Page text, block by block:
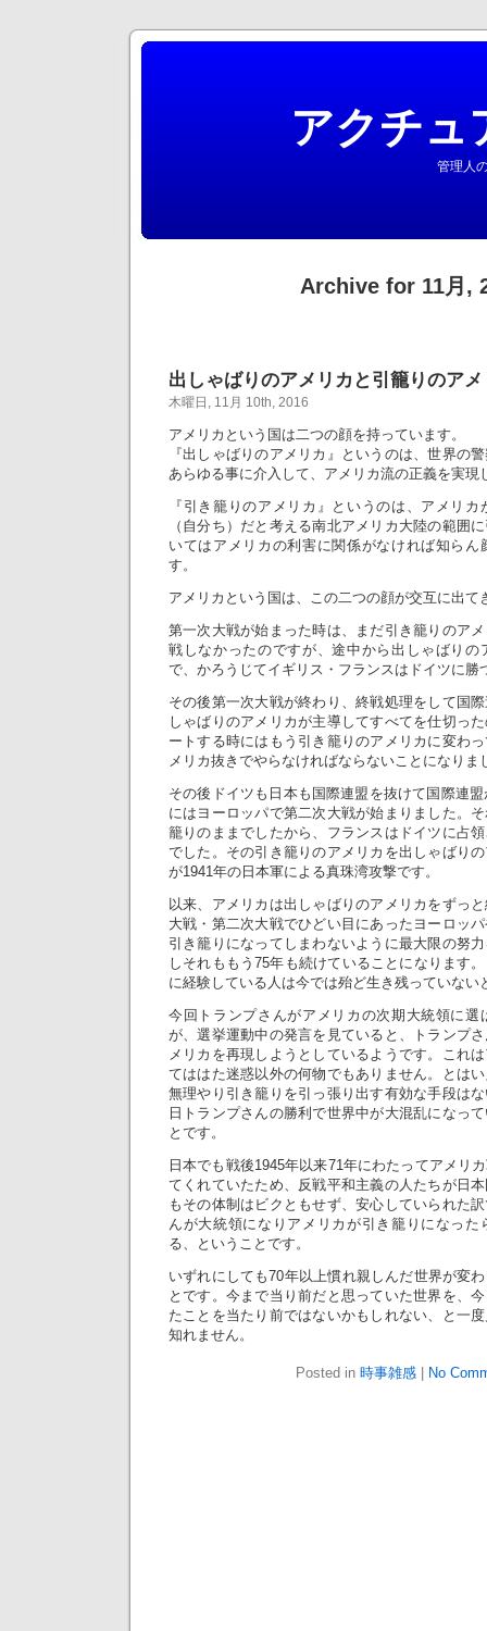
アクチュ
管理人
Archive for 11月,
出しゃばりのアメリカと引籠りのアメ
木曜日, 11月 10th, 2016
アメリカという国は二つの顔を持っています。
『出しゃばりのアメリカ』というのは、世界の
あらゆる事に介入して、アメリカ流の正義を実現
『引き籠りのアメリカ』というのは、アメリ
（自分ち）だと考える南北アメリカ大陸の範囲
いてはアメリカの利害に関係がなければ知らん
す。
アメリカという国は、この二つの顔が交互に出て
第一次大戦が始まった時は、まだ引き籠りのア
戦しなかったのですが、途中から出しゃばりの
で、かろうじてイギリス・フランスはドイツに勝
その後第一次大戦が終わり、終戦処理をして国
しゃばりのアメリカが主導してすべてを仕切っ
ートする時にはもう引き籠りのアメリカに変わ
メリカ抜きでやらなければならないことになりま
その後ドイツも日本も国際連盟を抜けて国際連
にはヨーロッパで第二次大戦が始まりました。
籠りのままでしたから、フランスはドイツに占
でした。その引き籠りのアメリカを出しゃばり
が1941年の日本軍による真珠湾攻撃です。
以来、アメリカは出しゃばりのアメリカをずっ
大戦・第二次大戦でひどい目にあったヨーロッ
引き籠りになってしまわないように最大限の努
しそれももう75年も続けていることになります
に経験している人は今では殆ど生き残っていない
今回トランプさんがアメリカの次期大統領に選
が、選挙運動中の発言を見ていると、トランプ
メリカを再現しようとしているようです。これ
てははた迷惑以外の何物でもありません。とは
無理やり引き籠りを引っ張り出す有効な手段は
日トランプさんの勝利で世界中が大混乱になっ
とです。
日本でも戦後1945年以来71年にわたってアメリ
てくれていたため、反戦平和主義の人たちが日
もその体制はビクともせず、安心していられた
んが大統領になりアメリカが引き籠りになった
る、ということです。
いずれにしても70年以上慣れ親しんだ世界が変
とです。今まで当り前だと思っていた世界を、
たことを当たり前ではないかもしれない、と一
知れません。
Posted in 時事雑感 No